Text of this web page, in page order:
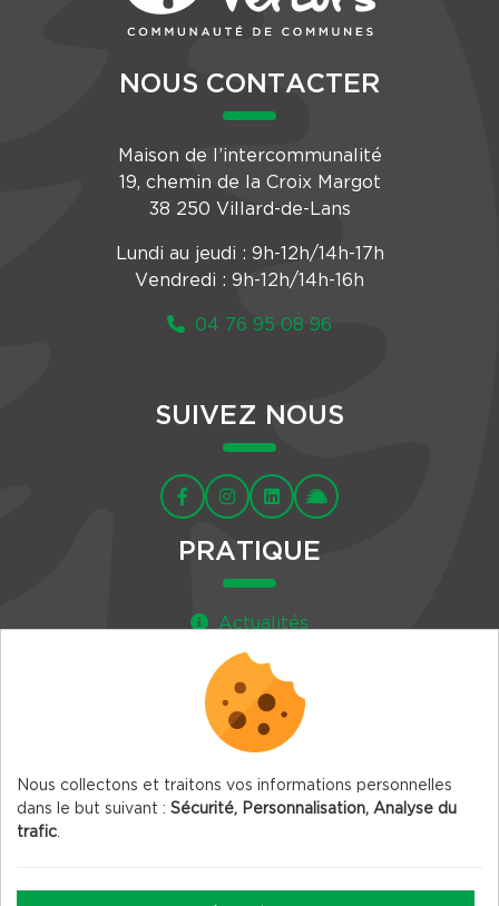
NOUS CONTACTER
Maison de l’intercommunalité
19, chemin de la Croix Margot
38 250 Villard-de-Lans
Lundi au jeudi : 9h-12h/14h-17h
Vendredi : 9h-12h/14h-16h
04 76 95 08 96
SUIVEZ NOUS
PRATIQUE
Actualités
Agenda
Newsletter
Nous collectons et traitons vos informations personnelles
dans le but suivant : Sécurité, Personnalisation, Analyse du
trafic.